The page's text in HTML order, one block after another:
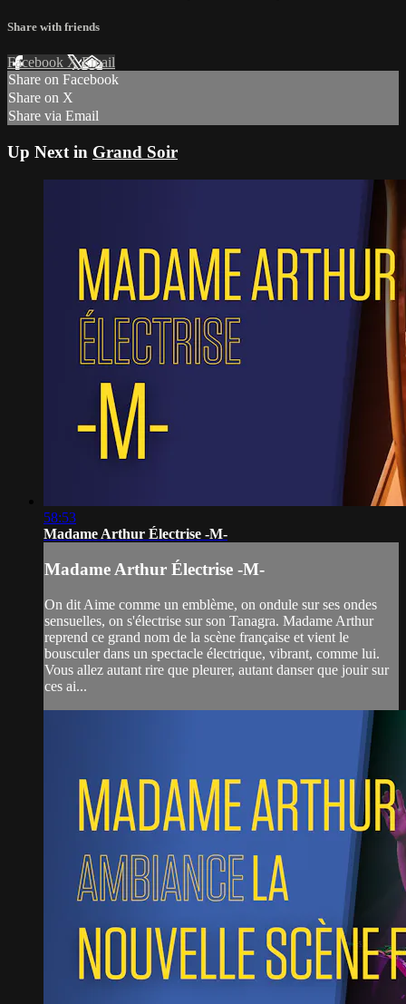
Share with friends
Facebook XEmail
Share on Facebook
Share on X
Share via Email
Up Next in Grand Soir
58:53
Madame Arthur Électrise -M-
Madame Arthur Électrise -M-
On dit Aime comme un emblème, on ondule sur ses ondes
sensuelles, on s'électrise sur son Tanagra. Madame Arthur
reprend ce grand nom de la scène française et vient le
bousculer dans un spectacle électrique, vibrant, comme lui.
Vous allez autant rire que pleurer, autant danser que jouir sur
ces ai...